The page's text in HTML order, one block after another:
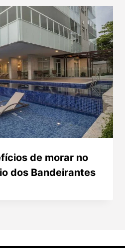
de morar no
dos Bandeirantes